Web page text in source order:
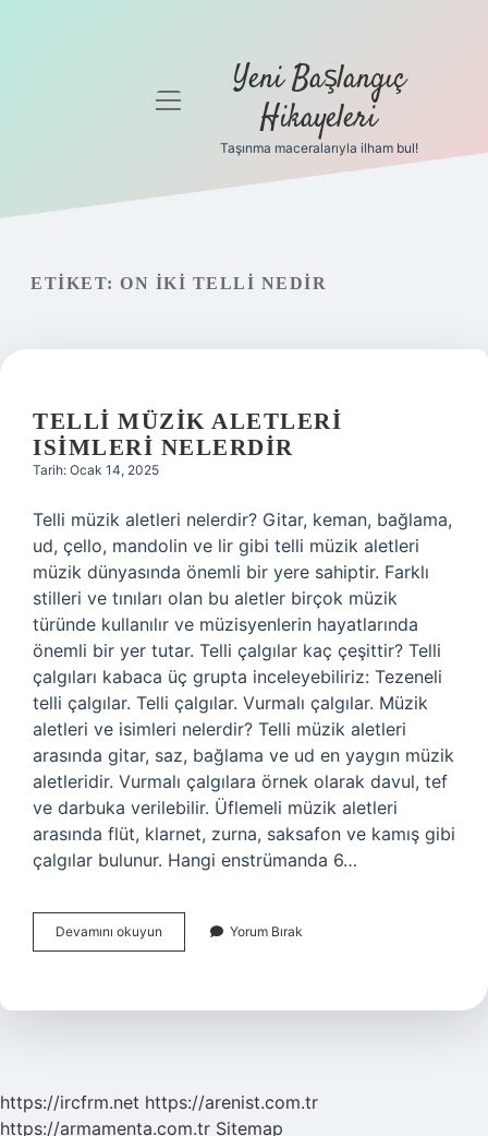
Gizlilik
Yasal Uyarı
Hakkımızda
menüyü
Yeni Başlangıç
Hikayeleri
Taşınma maceralarıyla ilham bul!
ETIKET: ON IKI TELLI NEDIR
TELLI MÜZIK ALETLERI
ISIMLERI NELERDIR
Tarih: Ocak 14, 2025
Telli müzik aletleri nelerdir? Gitar, keman, bağlama,
ud, çello, mandolin ve lir gibi telli müzik aletleri
müzik dünyasında önemli bir yere sahiptir. Farklı
stilleri ve tınıları olan bu aletler birçok müzik
türünde kullanılır ve müzisyenlerin hayatlarında
önemli bir yer tutar. Telli çalgılar kaç çeşittir? Telli
çalgıları kabaca üç grupta inceleyebiliriz: Tezeneli
telli çalgılar. Telli çalgılar. Vurmalı çalgılar. Müzik
aletleri ve isimleri nelerdir? Telli müzik aletleri
arasında gitar, saz, bağlama ve ud en yaygın müzik
aletleridir. Vurmalı çalgılara örnek olarak davul, tef
ve darbuka verilebilir. Üflemeli müzik aletleri
arasında flüt, klarnet, zurna, saksafon ve kamış gibi
çalgılar bulunur. Hangi enstrümanda 6…
Devamını okuyun
Müzik
Nelerdir
Yorum Bırak
https://ircfrm.net https://arenist.com.tr
https://armamenta.com.tr Sitemap